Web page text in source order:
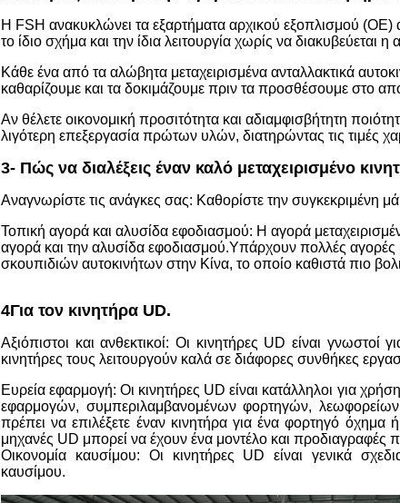
Η FSH ανακυκλώνει τα εξαρτήματα αρχικού εξοπλισμού
το ίδιο σχήμα και την ίδια λειτουργία χωρίς να διακυβεύεται η
Κάθε ένα από τα αλώβητα μεταχειρισμένα ανταλλακτικά
καθαρίζουμε και τα δοκιμάζουμε πριν τα προσθέσουμε στο
Αν θέλετε οικονομική προσιτότητα και αδιαμφισβήτητη
λιγότερη επεξεργασία πρώτων υλών, διατηρώντας τις τιμές
3- Πώς να διαλέξεις έναν καλό μεταχειρισμένο
Αναγνωρίστε τις ανάγκες σας: Καθορίστε την συγκεκριμένη
Τοπική αγορά και αλυσίδα εφοδιασμού: Η αγορά
αγορά και την αλυσίδα εφοδιασμού.Υπάρχουν πολλές αγορές
σκουπιδιών αυτοκινήτων στην Κίνα, το οποίο καθιστά πιο
4Για τον κινητήρα UD.
Αξιόπιστοι και ανθεκτικοί: Οι κινητήρες UD είναι γνωστοί
κινητήρες τους λειτουργούν καλά σε διάφορες συνθήκες
Ευρεία εφαρμογή: Οι κινητήρες UD είναι κατάλληλοι για
εφαρμογών, συμπεριλαμβανομένων φορτηγών,
πρέπει να επιλέξετε έναν κινητήρα για ένα φορτηγό όχημα
μηχανές UD μπορεί να έχουν ένα μοντέλο και προδιαγραφές
Οικονομία καυσίμου: Οι κινητήρες UD είναι γενικά
καυσίμου.